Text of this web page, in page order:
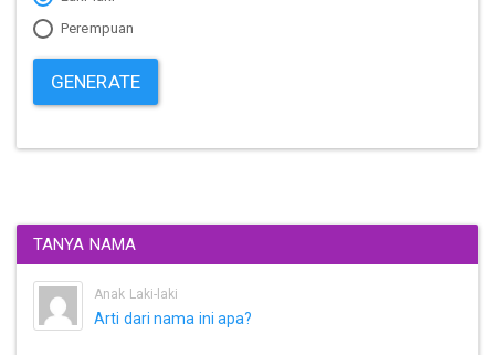
Perempuan
GENERATE
TANYA NAMA
Anak Laki-laki
Arti dari nama ini apa?